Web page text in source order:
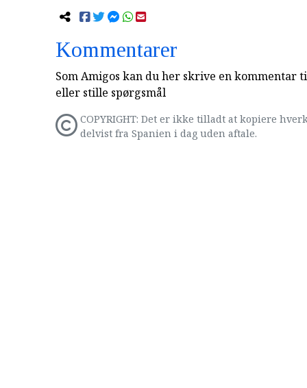
Kommentarer
Som Amigos kan du her skrive en kommentar
eller stille spørgsmål
COPYRIGHT: Det er ikke tilladt at kopiere
delvist fra Spanien i dag uden aftale.